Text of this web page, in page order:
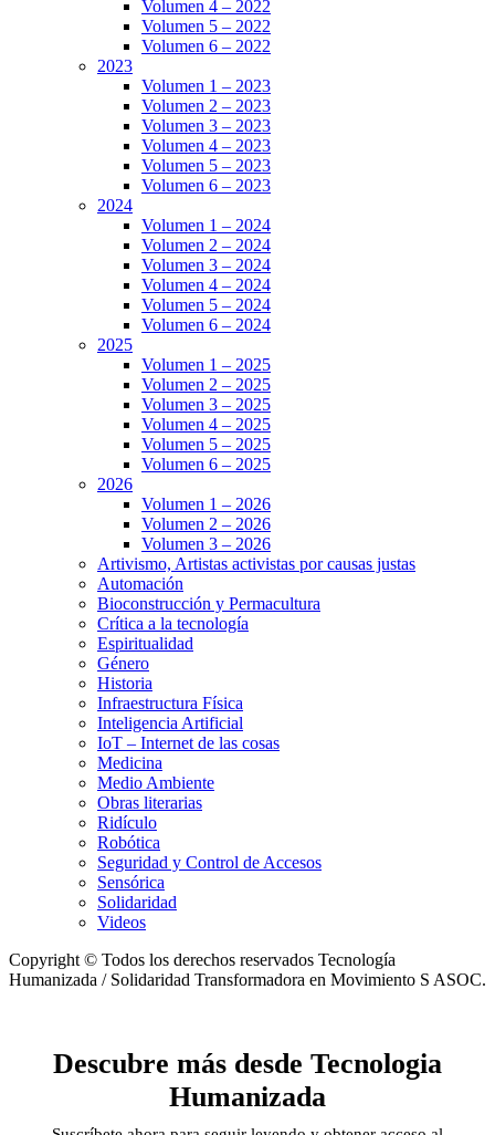
Volumen 4 – 2022
Volumen 5 – 2022
Volumen 6 – 2022
2023
Volumen 1 – 2023
Volumen 2 – 2023
Volumen 3 – 2023
Volumen 4 – 2023
Volumen 5 – 2023
Volumen 6 – 2023
2024
Volumen 1 – 2024
Volumen 2 – 2024
Volumen 3 – 2024
Volumen 4 – 2024
Volumen 5 – 2024
Volumen 6 – 2024
2025
Volumen 1 – 2025
Volumen 2 – 2025
Volumen 3 – 2025
Volumen 4 – 2025
Volumen 5 – 2025
Volumen 6 – 2025
2026
Volumen 1 – 2026
Volumen 2 – 2026
Volumen 3 – 2026
Artivismo, Artistas activistas por causas justas
Automación
Bioconstrucción y Permacultura
Crítica a la tecnología
Espiritualidad
Género
Historia
Infraestructura Física
Inteligencia Artificial
IoT – Internet de las cosas
Medicina
Medio Ambiente
Obras literarias
Ridículo
Robótica
Seguridad y Control de Accesos
Sensórica
Solidaridad
Videos
Copyright © Todos los derechos reservados Tecnología
Humanizada / Solidaridad Transformadora en Movimiento S ASOC.
Descubre más desde Tecnologia
Humanizada